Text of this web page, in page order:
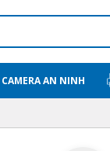
CAMERA AN NINH